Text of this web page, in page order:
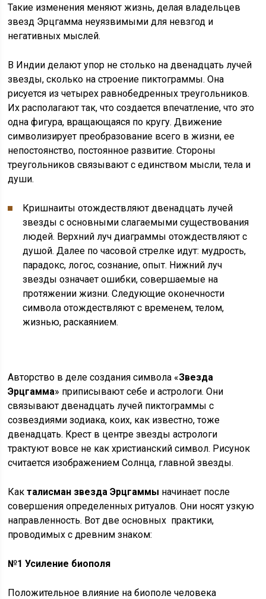
Такие изменения меняют жизнь, делая владельцев
звезд Эрцгамма неуязвимыми для невзгод и
негативных мыслей.
В Индии делают упор не столько на двенадцать лучей
звезды, сколько на строение пиктограммы. Она
рисуется из четырех равнобедренных треугольников.
Их располагают так, что создается впечатление, что это
одна фигура, вращающаяся по кругу. Движение
символизирует преобразование всего в жизни, ее
непостоянство, постоянное развитие. Стороны
треугольников связывают с единством мысли, тела и
души.
Кришнаиты отождествляют двенадцать лучей
звезды с основными слагаемыми существования
людей. Верхний луч диаграммы отождествляют с
душой. Далее по часовой стрелке идут: мудрость,
парадокс, логос, сознание, опыт. Нижний луч
звезды означает ошибки, совершаемые на
протяжении жизни. Следующие оконечности
символа отождествляют с временем, телом,
жизнью, раскаянием.
Авторство в деле создания символа «Звезда
Эрцгамма» приписывают себе и астрологи. Они
связывают двенадцать лучей пиктограммы с
созвездиями зодиака, коих, как известно, тоже
двенадцать. Крест в центре звезды астрологи
трактуют вовсе не как христианский символ. Рисунок
считается изображением Солнца, главной звезды.
Какталисман звезда Эрцгаммы начинает после
совершения определенных ритуалов. Они носят узкую
направленность. Вот две основных практики,
проводимых с древним знаком:
№1 Усиление биополя
Положительное влияние на биополе человека